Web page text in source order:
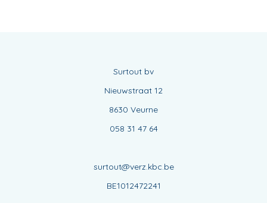
Surtout bv
Nieuwstraat 12
8630 Veurne
058 31 47 64
surtout@verz.kbc.be
BE1012472241